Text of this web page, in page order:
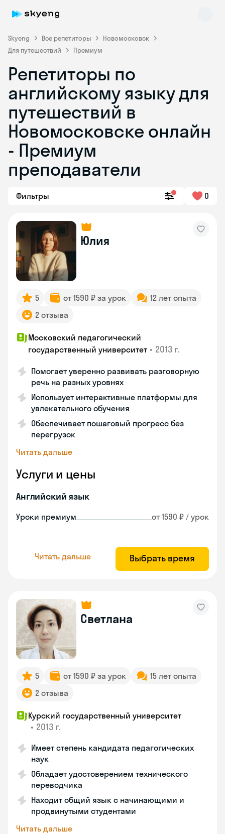
Skyeng Все репетиторы
Новомосковск
Для путешествий
Премиум
Репетиторы по
английскому языку для
путешествий в
Новомосковске онлайн
- Премиум
преподаватели
Фильтры 0
Юлия
5 от 1590 ₽ за урок
12 лет опыта
2 отзыва
Московский педагогический
государственный университет • 2013 г.
Помогает уверенно развивать разговорную
речь на разных уровнях
Использует интерактивные платформы для
увлекательного обучения
Обеспечивает пошаговый прогресс без
перегрузок
Читать дальше
Услуги и цены
Английский язык
Уроки премиум от 1590 ₽ / урок
Читать дальше Выбрать время
Светлана
5 от 1590 ₽ за урок
15 лет опыта
2 отзыва
Курский государственный университет
• 2013 г.
Имеет степень кандидата педагогических
наук
Обладает удостоверением технического
переводчика
Находит общий язык с начинающими и
продвинутыми студентами
Читать дальше
Skyeng Chat